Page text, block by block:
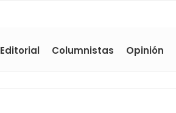
Editorial Columnistas Opinión